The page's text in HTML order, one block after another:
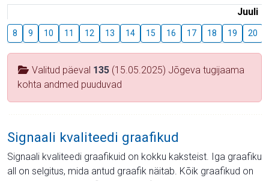
Juuli
8 9 10 11 12 13 14 15 16 17 18 19 20
Valitud päeval 135 (15.05.2025) Jõgeva tugijaama
kohta andmed puuduvad
Signaali kvaliteedi graafikud
Signaali kvaliteedi graafikuid on kokku kaksteist. Iga graafiku
all on selgitus, mida antud graafik näitab. Kõik graafikud on